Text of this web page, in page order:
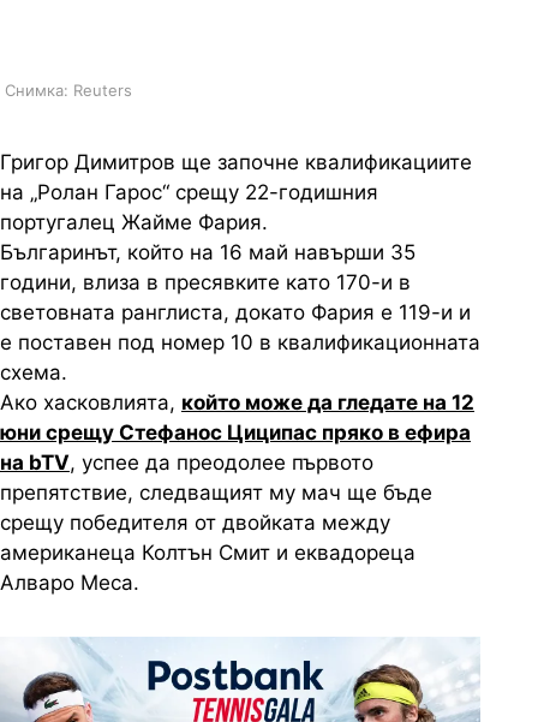
Снимка: Reuters
Григор Димитров ще започне квалификациите
на „Ролан Гарос“ срещу 22-годишния
португалец Жайме Фария.
Българинът, който на 16 май навърши 35
години, влиза в пресявките като 170-и в
световната ранглиста, докато Фария е 119-и и
е поставен под номер 10 в квалификационната
схема.
Ако хасковлията, който може да гледате на 12
юни срещу Стефанос Циципас пряко в ефира
на bTV, успее да преодолее първото
препятствие, следващият му мач ще бъде
срещу победителя от двойката между
американеца Колтън Смит и еквадореца
Алваро Меса.